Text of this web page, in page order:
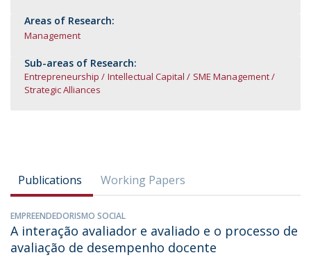
Areas of Research:
Management
Sub-areas of Research:
Entrepreneurship Intellectual Capital
SME Management
Strategic Alliances
Publications Working Papers
EMPREENDEDORISMO SOCIAL
A interação avaliador e avaliado e o processo de
avaliação de desempenho docente